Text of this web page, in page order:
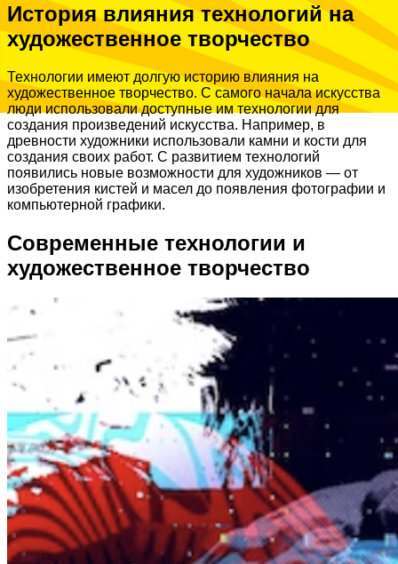
История влияния технологий на
художественное творчество
Технологии имеют долгую историю влияния на
художественное творчество. С самого начала искусства
люди использовали доступные им технологии для
создания произведений искусства. Например, в
древности художники использовали камни и кости для
создания своих работ. С развитием технологий
появились новые возможности для художников — от
изобретения кистей и масел до появления фотографии и
компьютерной графики.
Современные технологии и
художественное творчество